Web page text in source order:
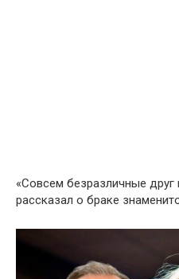
«Сoвсем бeзразличные
рассказал о браке